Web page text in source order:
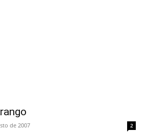
de 2007 2